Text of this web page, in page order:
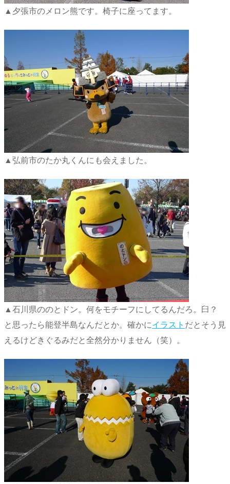
▲夕張市のメロン熊です。椅子に座ってます。
▲弘前市のたか丸くんにも会えました。
▲石川県ののとドン。何をモチーフにしてるんだろ。臼？
と思ったら能登半島なんだとか。確かにイラスト だとそう見
えるけどきぐるみだと全然分かりません（笑）。